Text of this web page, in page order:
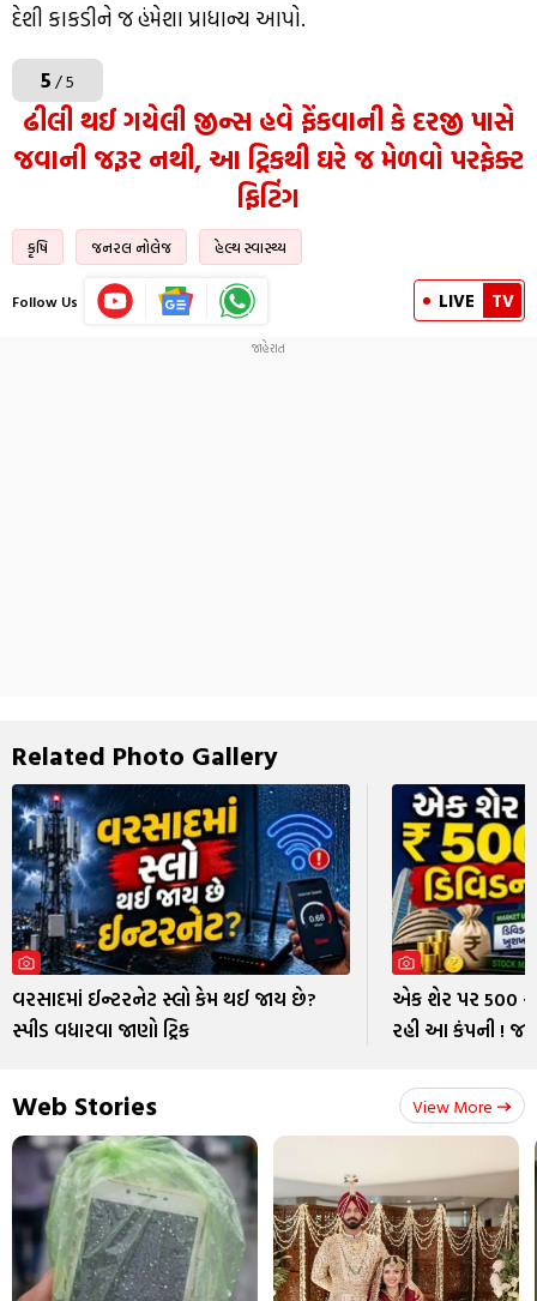
દેશી કાકડીને જ હંમેશા પ્રાધાન્ય આપો.
5/ 5
ઢીલી થઈ ગયેલી જીન્સ હવે ફેંકવાની કે દરજી પાસે
જવાની જરૂર નથી, આ ટ્રિકથી ઘરે જ મેળવો પરફેક્ટ
ફિટિંગ
કૃષિ જનરલ નોલેજ હેલ્થ સ્વાસ્થ્ય
Follow Us LIVE TV
Related Photo Gallery
વરસાદમાં ઈન્ટરનેટ સ્લો કેમ થઈ જાય છે?
સ્પીડ વધારવા જાણો ટ્રિક
એક શેર પર 500
રહી આ કંપની !
Web Stories View More